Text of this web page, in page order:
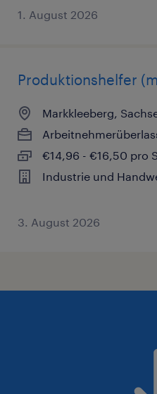
1. August 2026
Produktionshelfer
Markkleeberg,
€14,96 - €16,50 pro
Industrie und
3. August 2026